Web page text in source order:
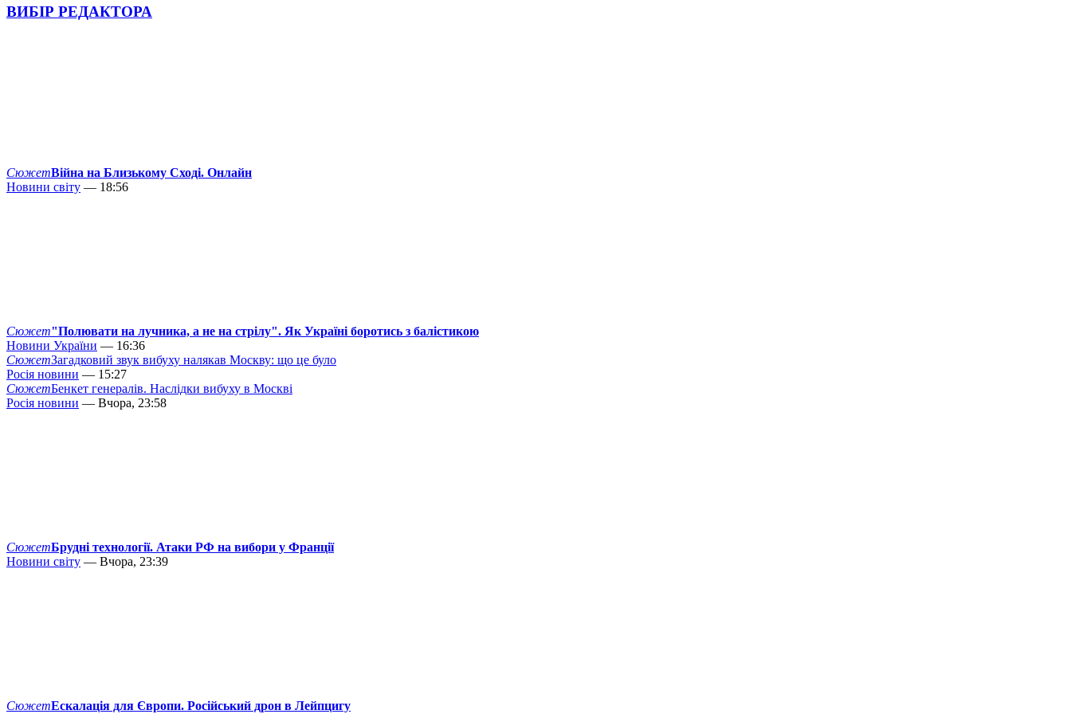
ВИБІР РЕДАКТОРА
СюжетВійна на Близькому Сході. Онлайн
Новини світу — 18:56
Сюжет"Полювати на лучника, а не на стрілу". Як Україні боротись з балістикою
Новини України — 16:36
СюжетЗагадковий звук вибуху налякав Москву: що це було
Росія новини — 15:27
СюжетБенкет генералів. Наслідки вибуху в Москві
Росія новини — Вчора, 23:58
СюжетБрудні технології. Атаки РФ на вибори у Франції
Новини світу — Вчора, 23:39
СюжетЕскалація для Європи. Російський дрон в Лейпцигу